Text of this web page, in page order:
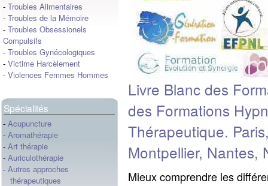
- Troubles Alimentaires
- Troubles de la Mémoire
- Troubles Obsessionels
Compulsifs
- Troubles Gynécologiques
- Victime Harcèlement
- Violences Femmes Hommes
Spécialités
- Acupuncture
- Aromathérapie
- Art thérapie
- Auriculothérapie
- Autres approches
thérapeutiques
Livre Blanc des
des Formations
Thérapeutique.
Montpellier, Nantes,
Mieux comprendre les